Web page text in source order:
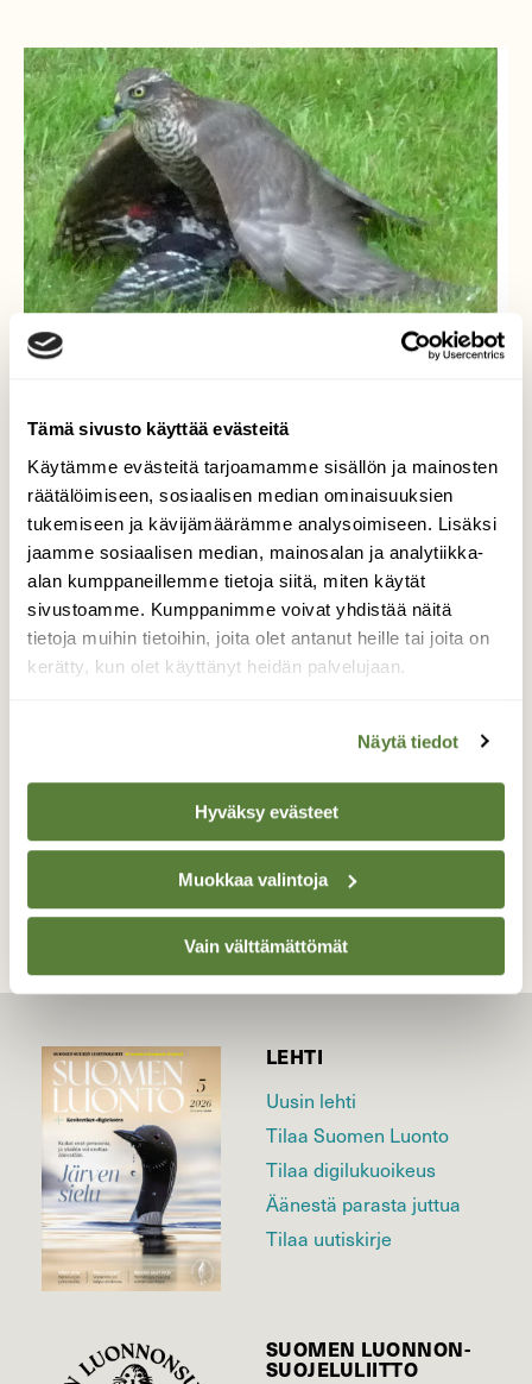
Tämä sivusto käyttää evästeitä
Käytämme evästeitä tarjoamamme sisällön ja mainosten
räätälöimiseen, sosiaalisen median ominaisuuksien
tukemiseen ja kävijämäärämme analysoimiseen. Lisäksi
jaamme sosiaalisen median, mainosalan ja analytiikka-
alan kumppaneillemme tietoja siitä, miten käytät
sivustoamme. Kumppanimme voivat yhdistää näitä
tietoja muihin tietoihin, joita olet antanut heille tai joita on
kerätty, kun olet käyttänyt heidän palvelujaan.
Näytä tiedot
Hyväksy evästeet
Muokkaa valintoja
Vain välttämättömät
Varpushaukka ja
Valkoselkätikka
Katselin olohuoneen ikkunan takaa tikkaa,
humaus ja varpushaukka sai saaliin.
Kännykkä oli lähinnä, sillä sain kuvasarjan
kun tikka haukan kynsissä koetti ympäri
pihaa päästä kynsistä. Päätyi siihen että
haukka lähti tikka kynsissään lentoon.
Valokuvaaja: Arto Heiskari, Lohja Virkkala 8.8.2014
LEHTI
Uusin lehti
Tilaa Suomen Luonto
Tilaa digilukuoikeus
Äänestä parasta juttua
Tilaa uutiskirje
SUOMEN LUONNON­
SUOJELU­LIITTO